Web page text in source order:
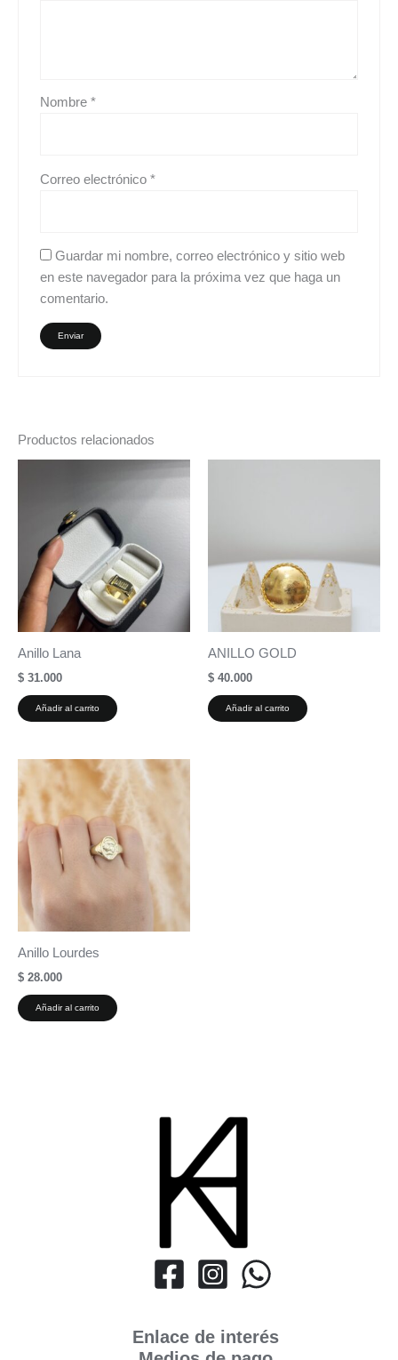
Nombre*
Correo electrónico*
Guardar mi nombre, correo electrónico y sitio web
en este navegador para la próxima vez que haga un
comentario.
Productos relacionados
Anillo Lana
$ 31.000
Añadir al carrito
ANILLO GOLD
$ 40.000
Añadir al carrito
Anillo Lourdes
$ 28.000
Añadir al carrito
Enlace de interés